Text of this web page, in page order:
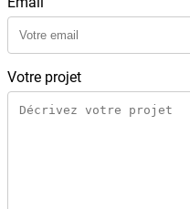
Votre projet